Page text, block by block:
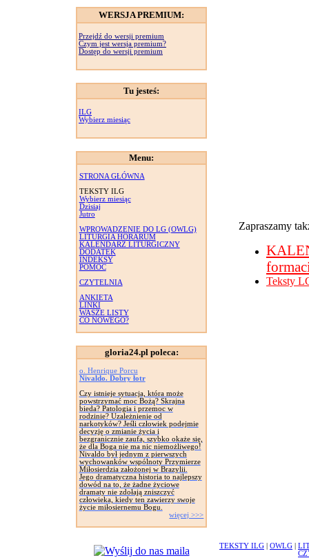
WERSJA PREMIUM:
Przejdź do wersji premium
Czym jest wersja premium?
Dostęp do wersji premium
Tu jesteś:
ILG
Wybierz miesiąc
Menu:
STRONA GŁÓWNA
TEKSTY ILG
Wybierz miesiąc
Dzisiaj
Jutro
WPROWADZENIE DO LG (OWLG)
LITURGIA HORARUM
KALENDARZ LITURGICZNY
DODATEK
INDEKSY
POMOC
CZYTELNIA
ANKIETA
LINKI
WASZE LISTY
CO NOWEGO?
gloria24.pl poleca:
o. Henrique Porcu
Nivaldo. Dobry łotr
Czy istnieje sytuacja, która może
powstrzymać moc Bożą? Skrajna
bieda? Patologia i przemoc w
rodzinie? Uzależnienie od
narkotyków? Jeśli człowiek podejmie
decyzję o zmianie życia i
bezgranicznie zaufa, szybko okaże się,
że dla Boga nie ma nic niemożliwego!
Nivaldo był jednym z pierwszych
wychowanków wspólnoty Przymierze
Miłosierdzia założonej w Brazylii.
Jego dramatyczna historia to najlepszy
dowód na to, że żadne życiowe
dramaty nie zdołają zniszczyć
człowieka, kiedy ten zawierzy swoje
życie miłosiernemu Bogu.
więcej >>>
Zapraszamy
Teksty
TEKSTY ILG OWLG